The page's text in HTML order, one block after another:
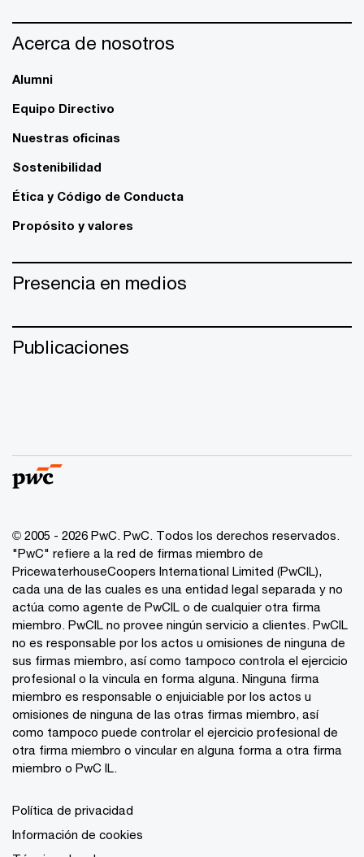
Acerca de nosotros
Alumni
Equipo Directivo
Nuestras oficinas
Sostenibilidad
Ética y Código de Conducta
Propósito y valores
Presencia en medios
Publicaciones
© 2005 - 2026 PwC. PwC. Todos los derechos reservados.
"PwC" refiere a la red de firmas miembro de
PricewaterhouseCoopers International Limited (PwCIL),
cada una de las cuales es una entidad legal separada y no
actúa como agente de PwCIL o de cualquier otra firma
miembro. PwCIL no provee ningún servicio a clientes. PwCIL
no es responsable por los actos u omisiones de ninguna de
sus firmas miembro, así como tampoco controla el ejercicio
profesional o la vincula en forma alguna. Ninguna firma
miembro es responsable o enjuiciable por los actos u
omisiones de ninguna de las otras firmas miembro, así
como tampoco puede controlar el ejercicio profesional de
otra firma miembro o vincular en alguna forma a otra firma
miembro o PwC IL.
Política de privacidad
Información de cookies